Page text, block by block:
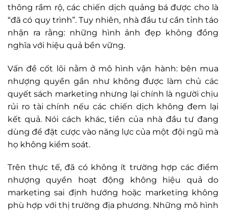
thông rầm rộ, các chiến dịch quảng bá được cho là
“đã có quy trình”. Tuy nhiên, nhà đầu tư cần tỉnh táo
nhận ra rằng: những hình ảnh đẹp không đồng
nghĩa với hiệu quả bền vững.
Vấn đề cốt lõi nằm ở mô hình vận hành: bên mua
nhượng quyền gần như không được làm chủ các
quyết sách marketing nhưng lại chính là người chịu
rủi ro tài chính nếu các chiến dịch không đem lại
kết quả. Nói cách khác, tiền của nhà đầu tư đang
dùng để đặt cược vào năng lực của một đội ngũ mà
họ không kiểm soát.
Trên thực tế, đã có không ít trường hợp các điểm
nhượng quyền hoạt động không hiệu quả do
marketing sai định hướng hoặc marketing không
phù hợp với thị trường địa phương. Những mô hình